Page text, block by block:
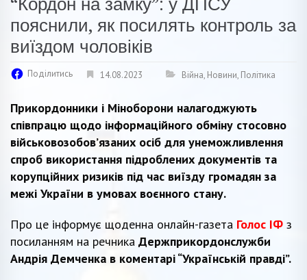
пояснили, як посилять контроль за
виїздом чоловіків
Поділитись 14.08.2023 Війна, Новини, Політика
Прикордонники і Міноборони налагоджують
співпрацю щодо інформаційного обміну стосовно
військовозобов’язаних осіб для унеможливлення
спроб використання підроблених документів та
корупційних ризиків під час виїзду громадян за
межі України в умовах воєнного стану.
Про це інформує щоденна онлайн-газета Голос ІФ з
посиланням на речника Держприкордонслужби
Андрія Демченка в коментарі “Українській правді”.